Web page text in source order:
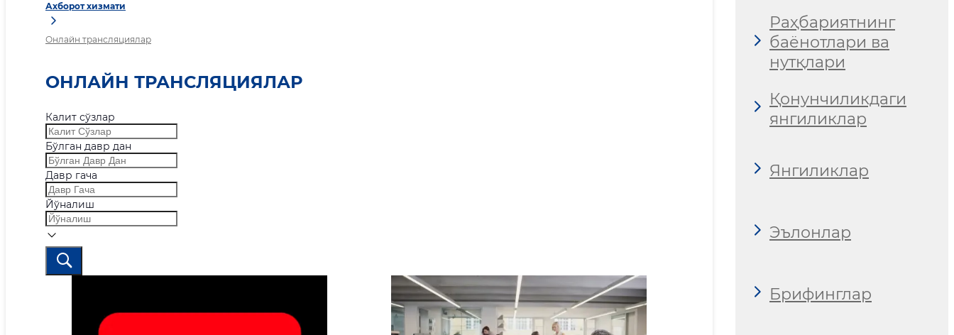
Ахборот хизмати
Онлайн трансляциялар
ОНЛАЙН ТРАНСЛЯЦИЯЛАР
Калит сўзлар
Бўлган давр дан
Давр гача
Йўналиш
Раҳбариятнинг
баёнотлари ва
нутқлари
Қонунчиликдаги
янгиликлар
Янгиликлар
Эълонлар
Брифинглар